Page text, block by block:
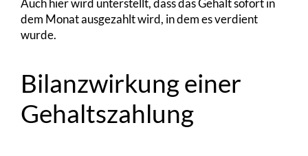
dem Monat ausgezahlt wird, in dem es verdient
wurde.
Bilanzwirkung einer
Gehaltszahlung